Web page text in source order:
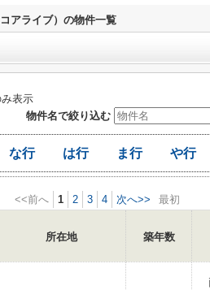
アライブ）の物件一覧
表示
物件名で絞り込む
な行 は行 ま行 や行
<<前へ 1 2 3 4 次へ>> 最初
所在地 築年数